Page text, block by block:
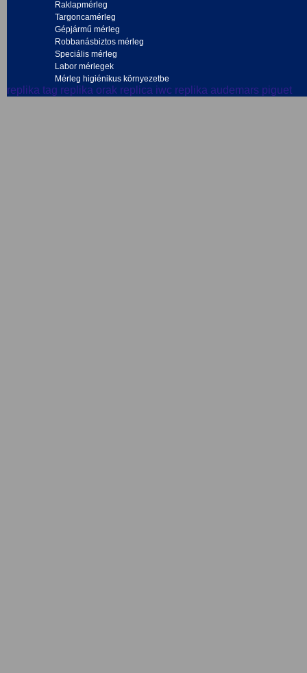
Raklapmérleg
Targoncamérleg
Gépjármű mérleg
Robbanásbiztos mérleg
Speciális mérleg
Labor mérlegek
Mérleg higiénikus környezetbe
replika tag replika orak replica iwc replika audemars piguet